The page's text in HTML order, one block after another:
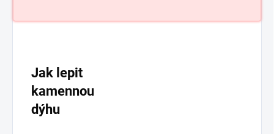
Jak lepit
kamennou
dýhu